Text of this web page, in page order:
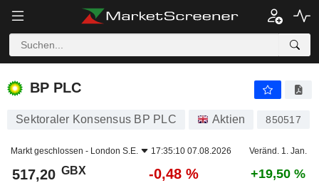
BP PLC
BP PLC
Sektoraler Konsensus BP PLC Aktien 850517
Markt geschlossen - London S.E. 17:35:10 07.08.2026 Veränd. 1. Jan.
517,20 GBX -0,48 % +19,50 %